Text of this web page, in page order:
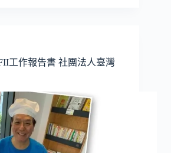
工作報告書 社團法人臺灣